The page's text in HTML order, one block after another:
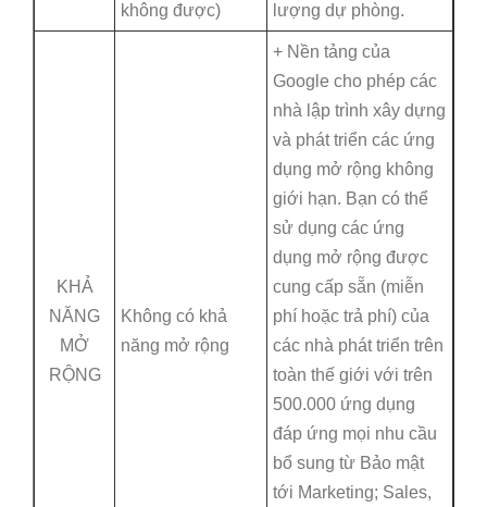
không được)
lượng dự phòng.
KHẢ
NĂNG
MỞ
RỘNG
Không có khả
năng mở rộng
+ Nền tảng của
Google cho phép các
nhà lập trình xây dựng
và phát triển các ứng
dụng mở rộng không
giới hạn. Bạn có thể
sử dụng các ứng
dụng mở rộng được
cung cấp sẵn (miễn
phí hoặc trả phí) của
các nhà phát triển trên
toàn thế giới với trên
500.000 ứng dụng
đáp ứng mọi nhu cầu
bổ sung từ Bảo mật
tới Marketing; Sales,